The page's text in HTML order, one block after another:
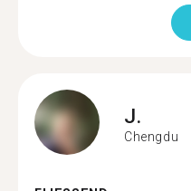
J.
Chengdu